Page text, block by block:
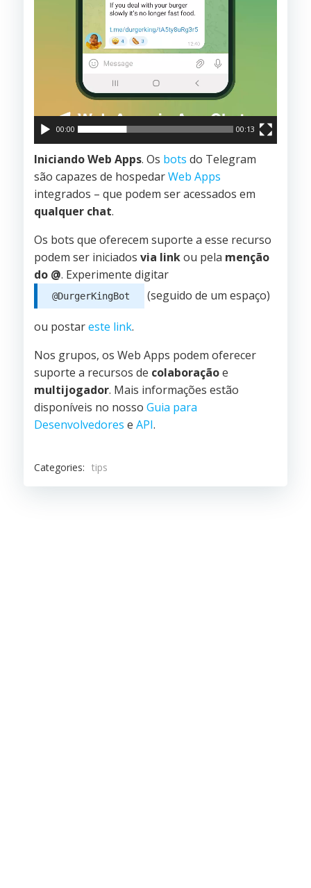
00:00 00:13
Iniciando Web Apps. Os bots do Telegram
são capazes de hospedarWeb Apps
integrados – que podem ser acessados em
qualquer chat.
Os bots que oferecem suporte a esse recurso
podem ser iniciados via linkou pela menção
do @. Experimente digitar
@DurgerKingBot (seguido de um espaço)
ou postareste link.
Nos grupos, os Web Apps podem oferecer
suporte a recursos de colaboraçãoe
multijogador. Mais informações estão
disponíveis no nosso Guia para
Desenvolvedores e API.
Categories: tips